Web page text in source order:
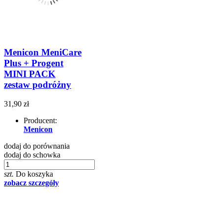
Menicon MeniCare
Plus + Progent
MINI PACK
zestaw podróżny
31,90 zł
Producent:
Menicon
dodaj do porównania
dodaj do schowka
szt. Do koszyka
zobacz szczegóły